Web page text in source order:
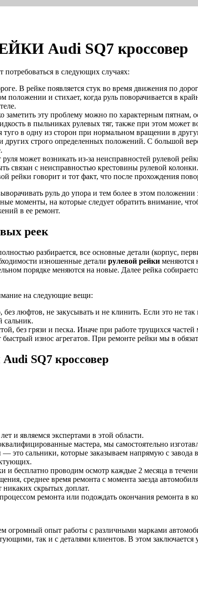
Audi SQ7 кроссовер
в следующих случаях:
В рейке появляется стук во время движения по
положении и стихает, когда руль поворачивается в
заметить эту проблему можно по характерным
в пыльниках рулевых тяг, также при этом может
туго в одну из сторон при нормальном вращении в
строго определенных положений. С большой
может возникать из-за неисправностей рулевой
связан с неисправностью крестовины рулевой колонки.
рейки говорит и тот факт, что после прохождения
руль до упора и тем более в этом
моменты, на которые следует обратить внимание,
в ее ремонт.
реек
разбирается, все основные детали (корпус,
изношенные детали рулевой рейки меняются
порядке меняются на новые. Далее рейка
на следующие вещи:
люфтов, не закусывать и не клинить. Если это не
сальник.
без грязи и песка. Иначе при работе трущихся
износ агрегатов. При ремонте рейки мы в
SQ7 кроссовер
и являемся экспертами в этой области.
мастера, мы самостоятельно
это сальники, которые заказываем напрямую с
бесплатно проводим осмотр каждые 2 месяца в
среднее время ремонта с момента заезда автомобиля
скрытых доплат.
ремонта или подождать окончания ремонта в
огромный опыт работы с различными марками
так и с деталями клиентов. В этом